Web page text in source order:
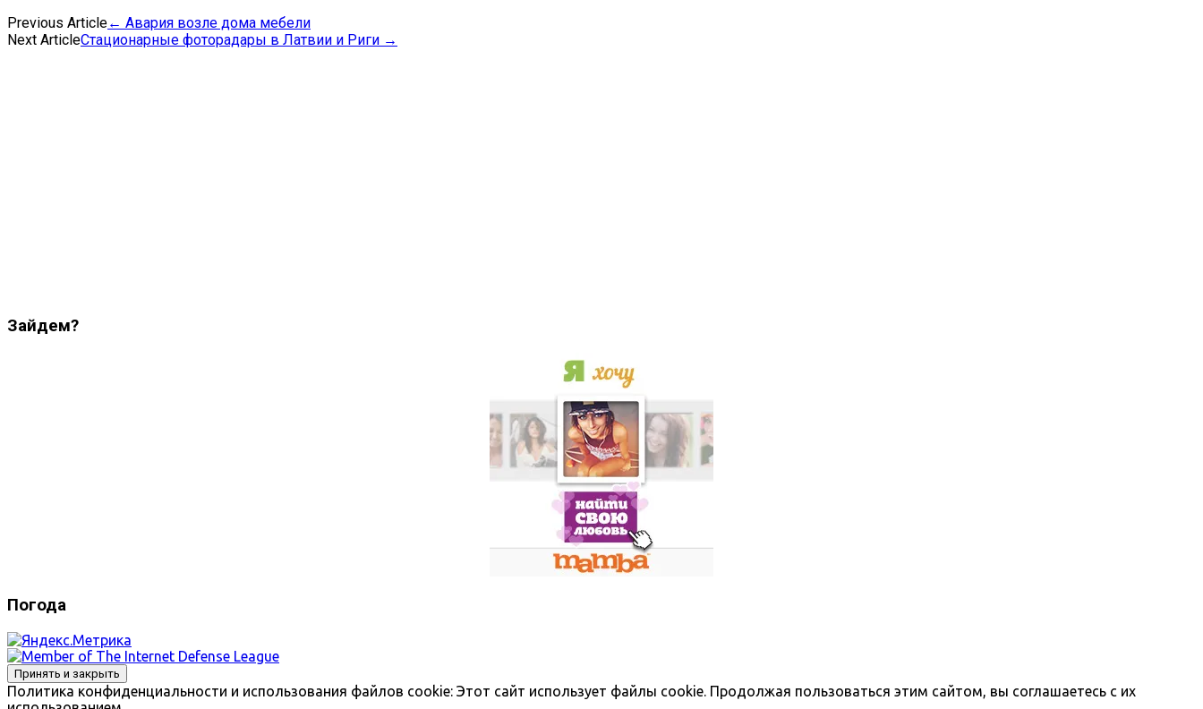
Previous Article← Авария возле дома мебели
Next ArticleСтационарные фоторадары в Латвии и Риги →
Зайдем?
Погода
Политика конфиденциальности и использования файлов сookie: Этот сайт использует файлы cookie. Продолжая пользоваться этим сайтом, вы соглашаетесь с их